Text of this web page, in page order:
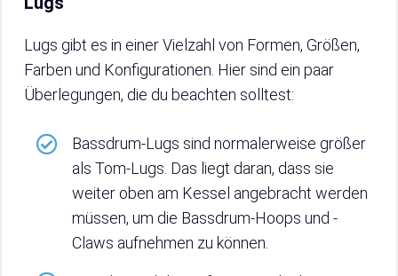
Lugs gibt es in einer Vielzahl von Formen, Größen,
Farben und Konfigurationen. Hier sind ein paar
Überlegungen, die du beachten solltest:
Bassdrum-Lugs sind normalerweise größer
als Tom-Lugs. Das liegt daran, dass sie
weiter oben am Kessel angebracht werden
müssen, um die Bassdrum-Hoops und -
Claws aufnehmen zu können.